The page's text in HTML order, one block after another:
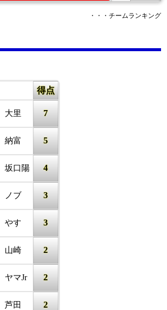
・・・チームランキング
得点
大里 7
納富 5
坂口陽 4
ノブ 3
やす 3
山崎 2
ヤマJr 2
芦田 2